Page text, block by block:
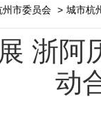
州市委员会 > 城市杭
浙阿
动